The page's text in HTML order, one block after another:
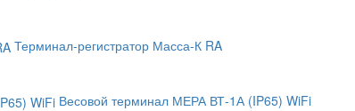
Терминал-регистратор Масса-К RA
Весовой терминал МЕРА ВТ-1А (IP65) WiFi